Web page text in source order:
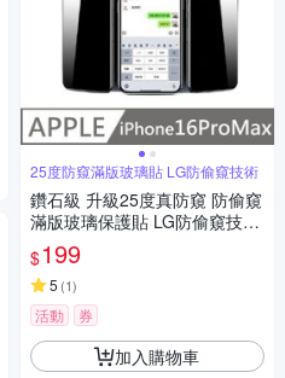
25度防窺滿版玻璃貼 LG防偷窺技術
鑽石級 升級25度真防窺 防偷窺
滿版玻璃保護貼 LG防偷窺技術
適用 iPhone 16 Pro Max
$199
5 (1)
活動 券
加入購物車